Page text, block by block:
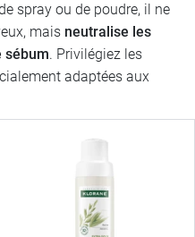
spray ou de poudre, il ne
mais neutralise les
sébum. Privilégiez les
adaptées aux